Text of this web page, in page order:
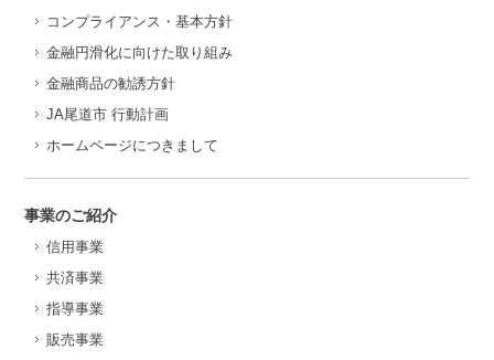
コンプライアンス・基本方針
金融円滑化に向けた取り組み
金融商品の勧誘方針
JA尾道市 行動計画
ホームページにつきまして
事業のご紹介
信用事業
共済事業
指導事業
販売事業